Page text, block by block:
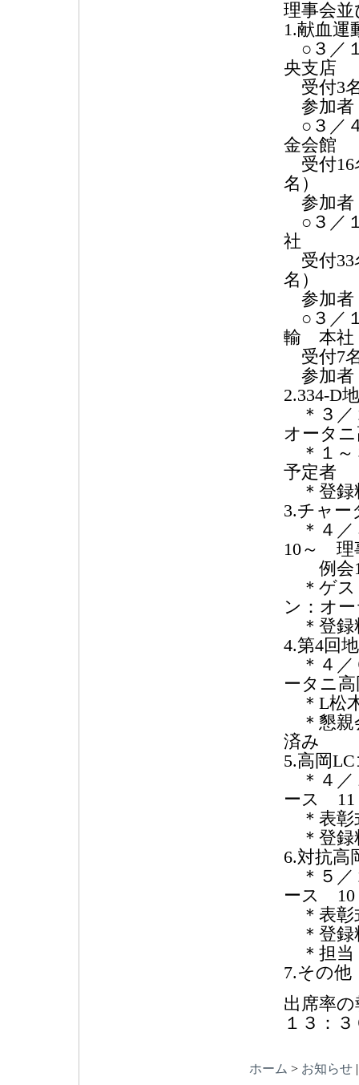
理事会
1.献血
○３／
央支店
受付3
参加
○３／
金会館
受付
名）
参加
○３／
社
受付
名）
参加
○３／
輸 本社
受付7
参加
2.334-D
＊３／
オータ
＊１～
予定者
＊登録
3.チャー
＊４／
10～
例会
＊ゲ
ン：オ
＊登録
4.第4回
＊４／
ータニ
＊L松
＊懇親
済み
5.高岡
＊４／
ース 11
＊表彰
＊登録
6.対抗高
＊５／
ース 10
＊表彰
＊登録
＊担当
7.その他
出席率
１３：
ホーム > お知らせ